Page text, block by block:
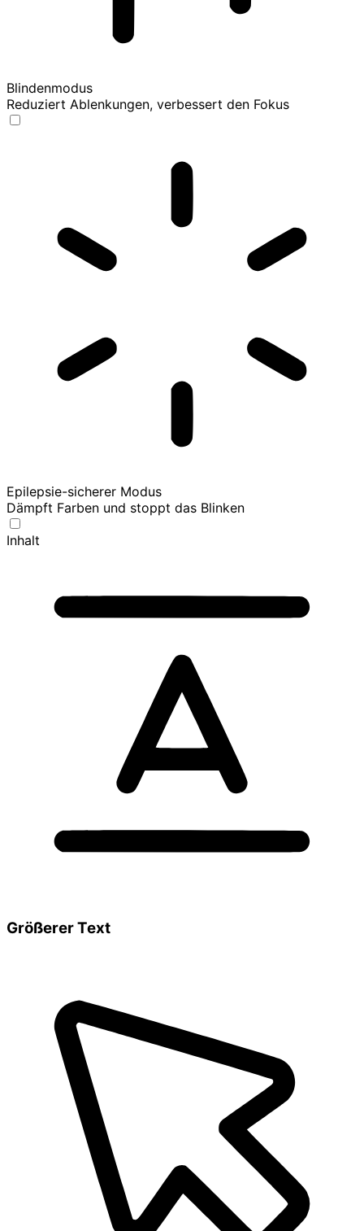
Blindenmodus
Reduziert Ablenkungen, verbessert den Fokus
Epilepsie-sicherer Modus
Dämpft Farben und stoppt das Blinken
Inhalt
Größerer Text